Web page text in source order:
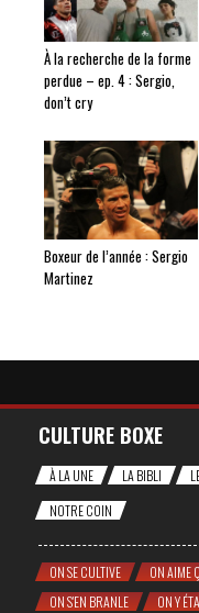
À la recherche de la forme
perdue – ep. 4 : Sergio,
don’t cry
Boxeur de l’année : Sergio
Martinez
CULTURE BOXE
À LA UNE LA BIBLI
NOTRE COIN
ON SE CULTIVE ON AIME
ON S'EN BRANLE
ON Y